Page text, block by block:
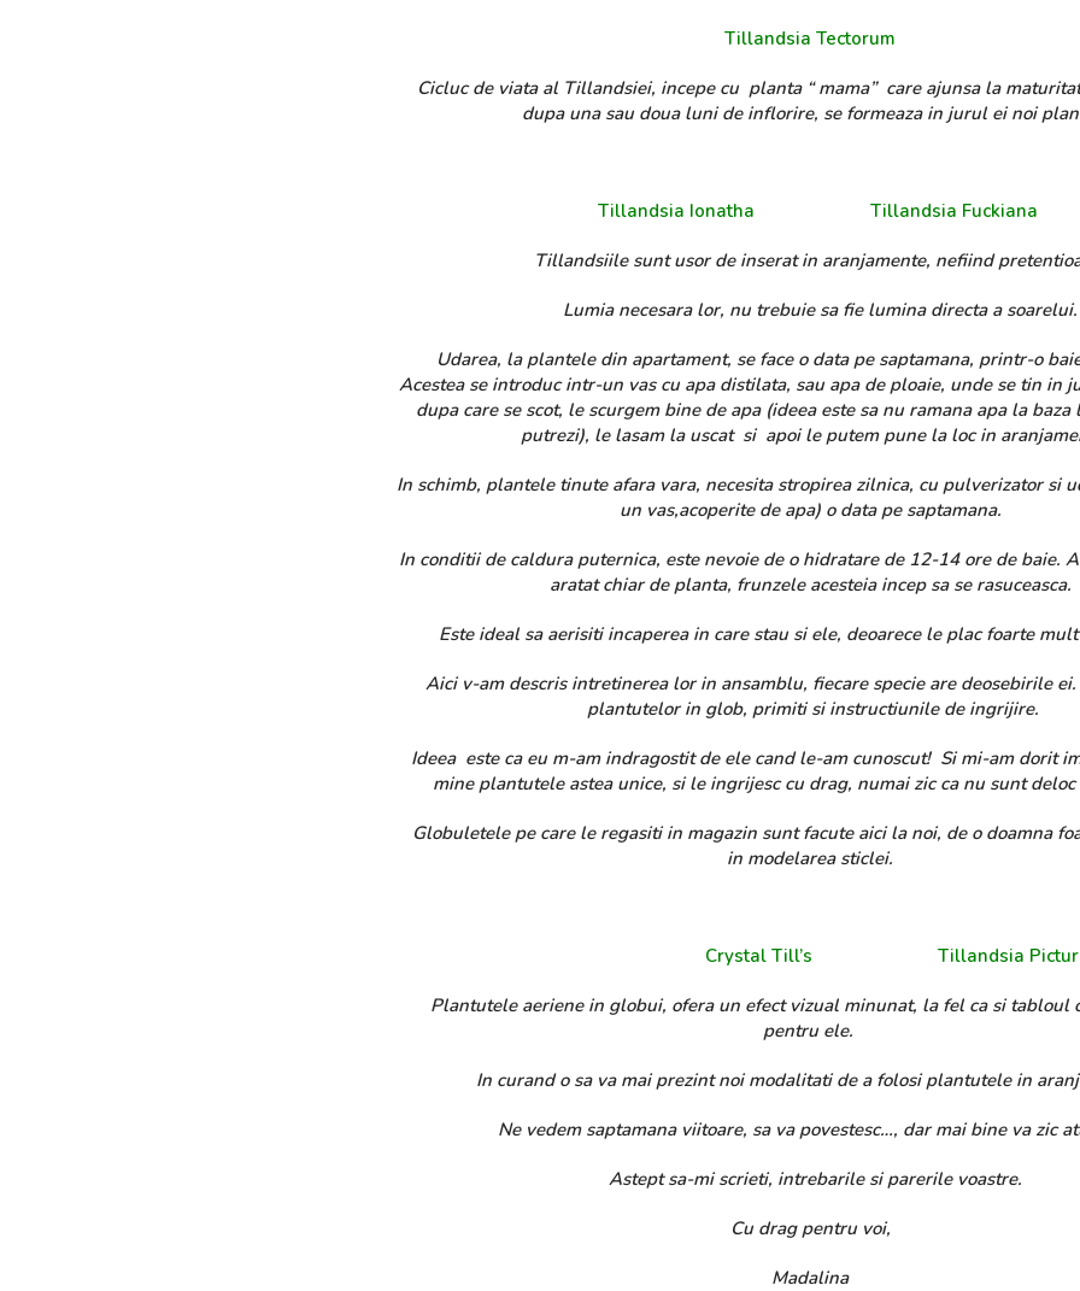
Tillandsia Tectorum
Cicluc de viata al Tillandsiei, incepe cu planta “ mama” care ajunsa la
dupa una sau doua luni de inflorire, se formeaza in jurul ei noi
Tillandsia Ionatha Tillandsia Fuckiana
Tillandsiile sunt usor de inserat in aranjamente, nefiind
Lumia necesara lor, nu trebuie sa fie lumina directa a soarelui.
Udarea, la plantele din apartament, se face o data pe saptamana, printr-o
Acestea se introduc intr-un vas cu apa distilata, sau apa de ploaie, unde se tin in
dupa care se scot, le scurgem bine de apa (ideea este sa nu ramana apa la baza
putrezi), le lasam la uscat si apoi le putem pune la loc in
In schimb, plantele tinute afara vara, necesita stropirea zilnica, cu pulverizator si
un vas,acoperite de apa) o data pe saptamana.
In conditii de caldura puternica, este nevoie de o hidratare de 12-14 ore de baie.
aratat chiar de planta, frunzele acesteia incep sa se rasuceasca.
Este ideal sa aerisiti incaperea in care stau si ele, deoarece le plac foarte
Aici v-am descris intretinerea lor in ansamblu, fiecare specie are deosebirile ei.
plantutelor in glob, primiti si instructiunile de ingrijire.
Ideea este ca eu m-am indragostit de ele cand le-am cunoscut! Si mi-am dorit
mine plantutele astea unice, si le ingrijesc cu drag, numai zic ca nu sunt deloc
Globuletele pe care le regasiti in magazin sunt facute aici la noi, de o doamna
in modelarea sticlei.
Crystal Till’s Tillandsia
Plantutele aeriene in globui, ofera un efect vizual minunat, la fel ca si tabloul
pentru ele.
In curand o sa va mai prezint noi modalitati de a folosi plantutele in
Ne vedem saptamana viitoare, sa va povestesc…, dar mai bine va zic
Astept sa-mi scrieti, intrebarile si parerile voastre.
Cu drag pentru voi,
Madalina